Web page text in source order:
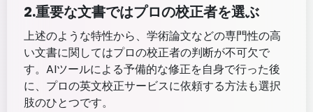
2.重要な文書ではプロの校正者を選ぶ
上述のような特性から、学術論文などの専門性の高
い文書に関してはプロの校正者の判断が不可欠で
す。AIツールによる予備的な修正を自身で行った後
に、プロの英文校正サービスに依頼する方法も選択
肢のひとつです。